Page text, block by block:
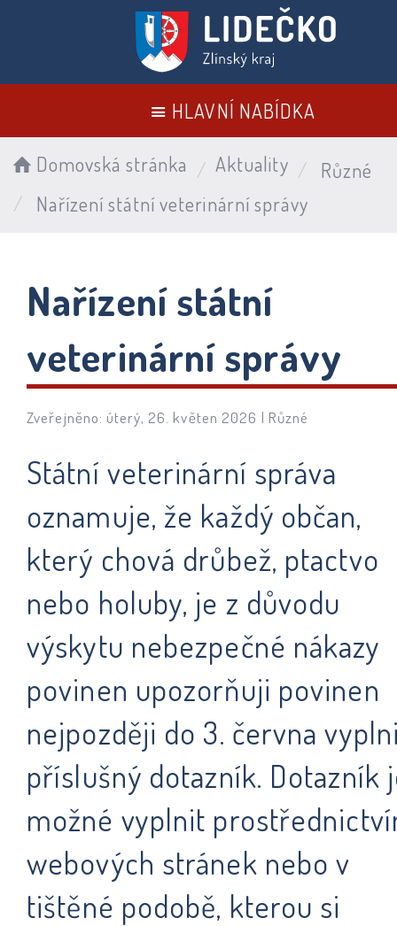
HLAVNÍ NABÍDKA
Domovská stránka Aktuality
Různé
Nařízení státní veterinární správy
Nařízení státní
veterinární správy
Zveřejněno: úterý, 26. květen 2026 | Různé
Státní veterinární správa
oznamuje, že každý občan,
který chová drůbež, ptactvo
nebo holuby, je z důvodu
výskytu nebezpečné nákazy
povinen upozorňuji povinen
nejpozději do 3. června
příslušný dotazník. Dotazník
možné vyplnit
webových stránek nebo v
tištěné podobě, kterou si